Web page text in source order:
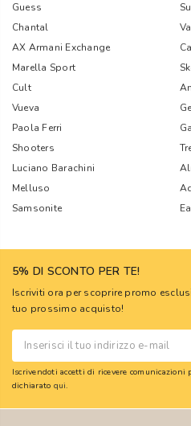
Guess
Chantal
AX Armani Exchange
Marella Sport
Cult
Vueva
Paola Ferri
Shooters
Luciano Barachini
Melluso
Samsonite
5% DI SCONTO PER TE!
Iscriviti ora per scoprire promo
tuo prossimo acquisto!
Iscrivendoti accetti di ricevere
dichiarato qui.